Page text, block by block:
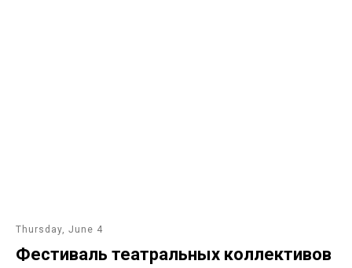
Thursday, June 4
Фестиваль театральных коллективов